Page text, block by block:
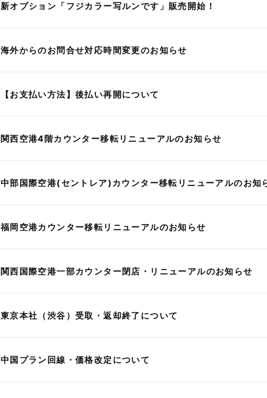
新オプション「フジカラー写ルンです」販売開始！
海外からのお問合せ対応時間変更のお知らせ
【お支払い方法】後払い再開について
関西空港4階カウンター移転リニューアルのお知らせ
中部国際空港(セントレア)カウンター移転リニューアルのお知
福岡空港カウンター移転リニューアルのお知らせ
関西国際空港一部カウンター閉店・リニューアルのお知らせ
東京本社（渋谷）受取・返却終了について
中国プラン回線・価格改定について